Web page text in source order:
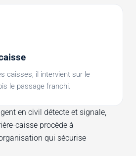
caisses, il intervient sur le
le passage franchi.
en civil détecte et signale,
caisse procède à
qui sécurise